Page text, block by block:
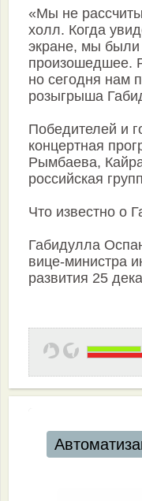
«Мы не
холл. Когда
экране, мы были
произошедшее.
но сегодня нам
розыгрыша
Победителей и
концертная
Рымбаева,
российская
Что известно о
Габидулла
вице-министра
развития 25